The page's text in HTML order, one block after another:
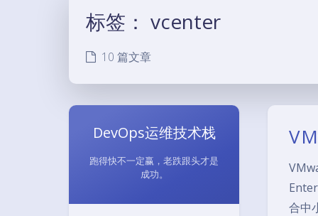
标签： vcenter
10 篇文章
DevOps运维技术栈
跑得快不一定赢，老跌跟头才是
成功。
合中